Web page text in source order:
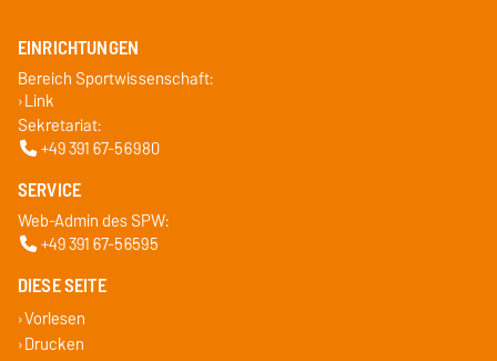
EINRICHTUNGEN
Bereich Sportwissenschaft:
Link
Sekretariat:
+49 391 67-56980
SERVICE
Web-Admin des SPW:
+49 391 67-56595
DIESE SEITE
Vorlesen
Drucken